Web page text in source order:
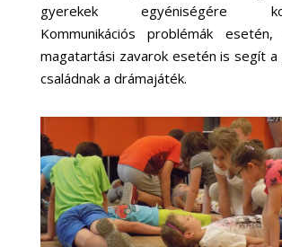
gyerekek egyéniségére
Kommunikációs problémák esetén,
magatartási zavarok esetén is segít a
családnak a drámajáték.